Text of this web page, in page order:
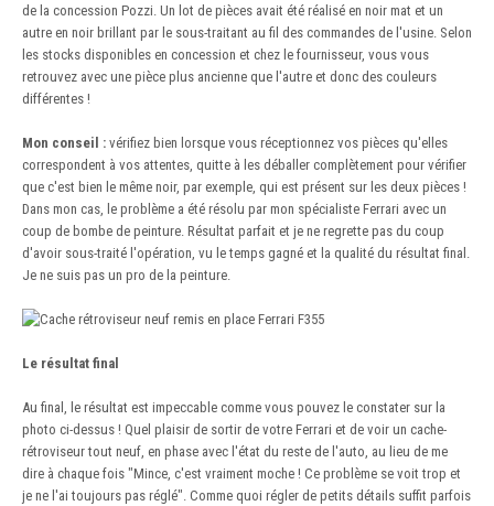
de la concession Pozzi. Un lot de pièces avait été réalisé en noir mat et un
autre en noir brillant par le sous-traitant au fil des commandes de l'usine. Selon
les stocks disponibles en concession et chez le fournisseur, vous vous
retrouvez avec une pièce plus ancienne que l'autre et donc des couleurs
différentes !
Mon conseil : vérifiez bien lorsque vous réceptionnez vos pièces qu'elles
correspondent à vos attentes, quitte à les déballer complètement pour vérifier
que c'est bien le même noir, par exemple, qui est présent sur les deux pièces !
Dans mon cas, le problème a été résolu par mon spécialiste Ferrari avec un
coup de bombe de peinture. Résultat parfait et je ne regrette pas du coup
d'avoir sous-traité l'opération, vu le temps gagné et la qualité du résultat final.
Je ne suis pas un pro de la peinture.
Le résultat final
Au final, le résultat est impeccable comme vous pouvez le constater sur la
photo ci-dessus ! Quel plaisir de sortir de votre Ferrari et de voir un cache-
rétroviseur tout neuf, en phase avec l'état du reste de l'auto, au lieu de me
dire à chaque fois "Mince, c'est vraiment moche ! Ce problème se voit trop et
je ne l'ai toujours pas réglé". Comme quoi régler de petits détails suffit parfois